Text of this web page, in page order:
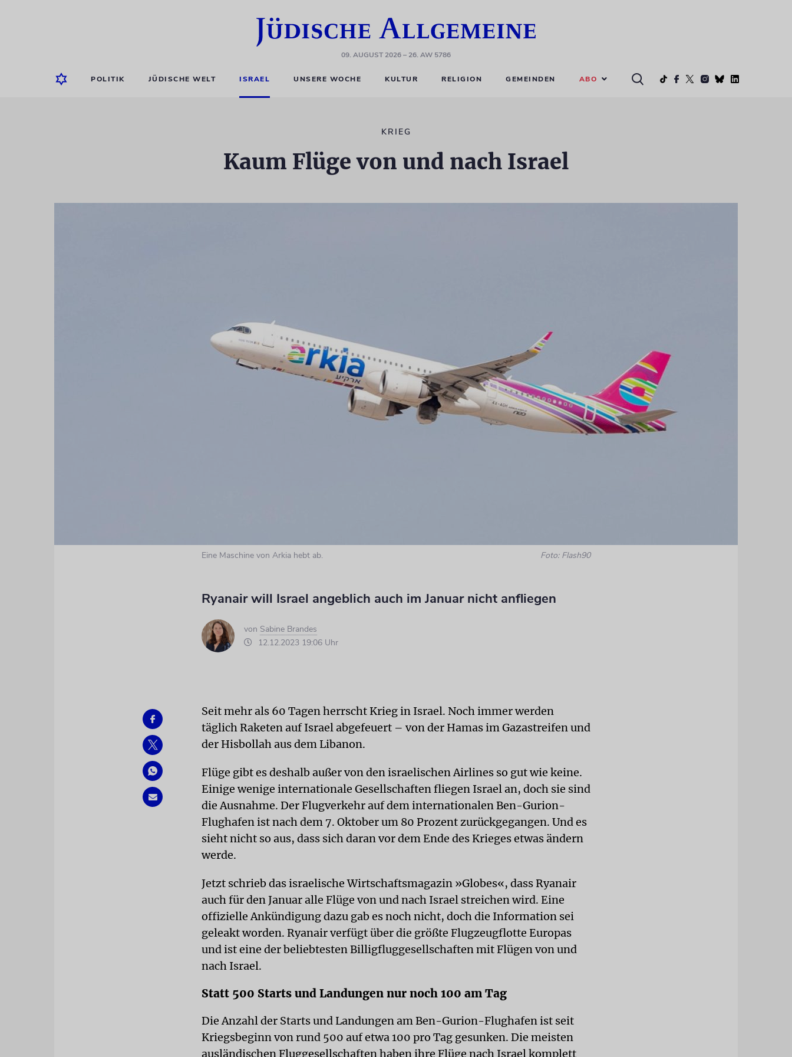
09. AUGUST 2026– 26. AW 5786
POLITIK JÜDISCHE WELT ISRAEL UNSERE WOCHE KULTUR RELIGION GEMEINDEN ABO
KRIEG
Kaum Flüge von und nach Israel
Eine Maschine von Arkia hebt ab. Foto: Flash90
Ryanair will Israel angeblich auch im Januar nicht anfliegen
von Sabine Brandes
12.12.2023 19:06 Uhr
Seit mehr als 60 Tagen herrscht Krieg in Israel. Noch immer werden
täglich Raketen auf Israel abgefeuert – von der Hamas im Gazastreifen und
der Hisbollah aus dem Libanon.
Flüge gibt es deshalb außer von den israelischen Airlines so gut wie keine.
Einige wenige internationale Gesellschaften fliegen Israel an, doch sie sind
die Ausnahme. Der Flugverkehr auf dem internationalen Ben-Gurion-
Flughafen ist nach dem 7. Oktober um 80 Prozent zurückgegangen. Und es
sieht nicht so aus, dass sich daran vor dem Ende des Krieges etwas ändern
werde.
Jetzt schrieb das israelische Wirtschaftsmagazin »Globes«, dass Ryanair
auch für den Januar alle Flüge von und nach Israel streichen wird. Eine
offizielle Ankündigung dazu gab es noch nicht, doch die Information sei
geleakt worden. Ryanair verfügt über die größte Flugzeugflotte Europas
und ist eine der beliebtesten Billigfluggesellschaften mit Flügen von und
nach Israel.
Statt 500 Starts und Landungen nur noch 100 am Tag
Die Anzahl der Starts und Landungen am Ben-Gurion-Flughafen ist seit
Kriegsbeginn von rund 500 auf etwa 100 pro Tag gesunken. Die meisten
ausländischen Fluggesellschaften haben ihre Flüge nach Israel komplett